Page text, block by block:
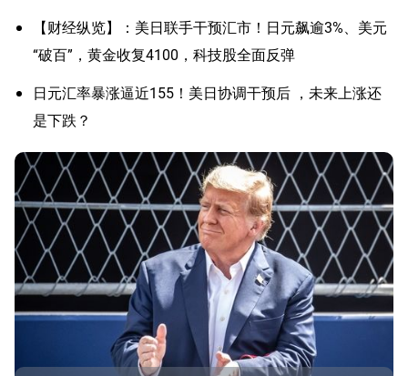
【财经纵览】：美日联手干预汇市！日元飙逾3%、美元
“破百”，黄金收复4100，科技股全面反弹
日元汇率暴涨逼近155！美日协调干预后 ，未来上涨还
是下跌？